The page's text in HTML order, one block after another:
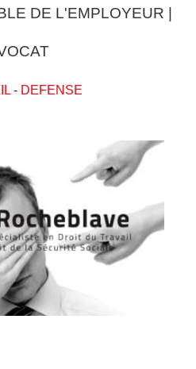
DE L'EMPLOYEUR |
- DEFENSE